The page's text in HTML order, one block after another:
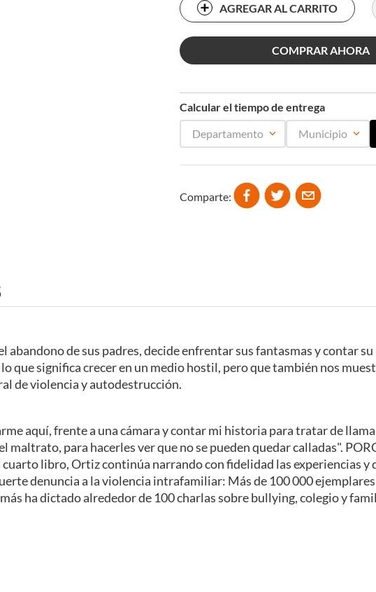
AGREGAR AL CARRITO
COMPRAR AHORA
Calcular el tiempo de entrega
Departamento
Municipio
Comparte
abandono de sus padres, decide enfrentar sus fantasmas y contar
que significa crecer en un medio hostil, pero que también nos
de violencia y autodestrucción.
aquí, frente a una cámara y contar mi historia para tratar de
maltrato, para hacerles ver que no se pueden quedar calladas".
libro, Ortiz continúa narrando con fidelidad las experiencias y
denuncia a la violencia intrafamiliar: Más de 100 000
ha dictado alrededor de 100 charlas sobre bullying, colegio y